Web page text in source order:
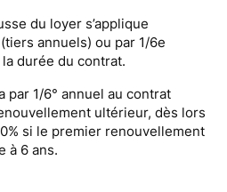
du loyer s’applique
annuels) ou par 1/6e
durée du contrat.
par 1/6° annuel au contrat
ultérieur, dès lors
si le premier renouvellement
à 6 ans.